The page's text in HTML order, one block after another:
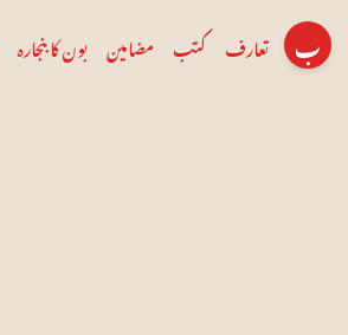
ب بون کا بنجارہ مضامین کتب تعارف